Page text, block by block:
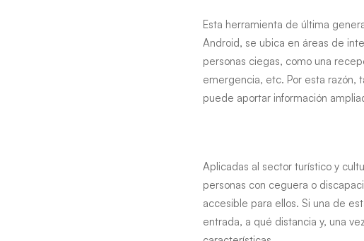
Esta herramienta de última
Android, se ubica en áreas de
personas ciegas, como una
emergencia, etc. Por esta razón,
puede aportar información
Aplicadas al sector turístico y
personas con ceguera o
accesible para ellos. Si una de
entrada, a qué distancia y, una